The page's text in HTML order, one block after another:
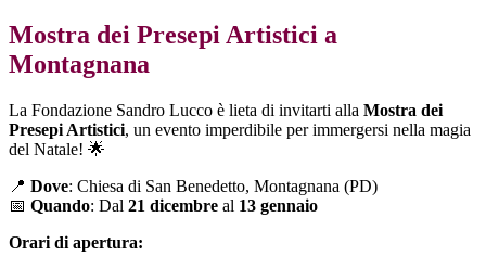
Mostra dei Presepi Artistici a
Montagnana
La Fondazione Sandro Lucco è lieta di invitarti alla Mostra dei
Presepi Artistici, un evento imperdibile per immergersi nella magia
del Natale! 🌟
📍 Dove: Chiesa di San Benedetto, Montagnana (PD)
📅 Quando: Dal 21 dicembre al 13 gennaio
Orari di apertura: